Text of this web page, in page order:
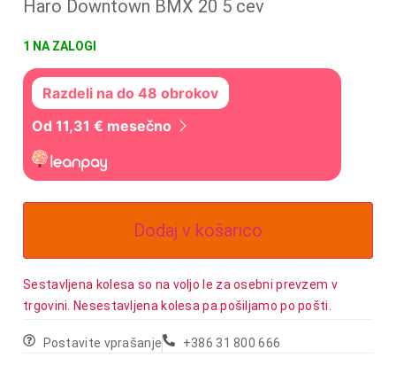
Haro Downtown BMX 20 5 cev
1 NA ZALOGI
Razdeli na do 48 obrokov
Od 11,31 € mesečno
Dodaj v košarico
Sestavljena kolesa so na voljo le za osebni prevzem v
trgovini. Nesestavljena kolesa pa pošiljamo po pošti.
Postavite vprašanje +386 31 800 666